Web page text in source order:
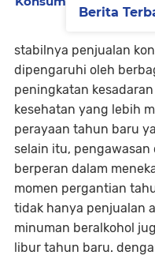
stabilnya penjualan
dipengaruhi oleh
peningkatan
kesehatan yang lebih
perayaan tahun baru
selain itu,
berperan dalam
momen pergantian
tidak hanya penjualan
minuman beralkohol
libur tahun baru.
Berita